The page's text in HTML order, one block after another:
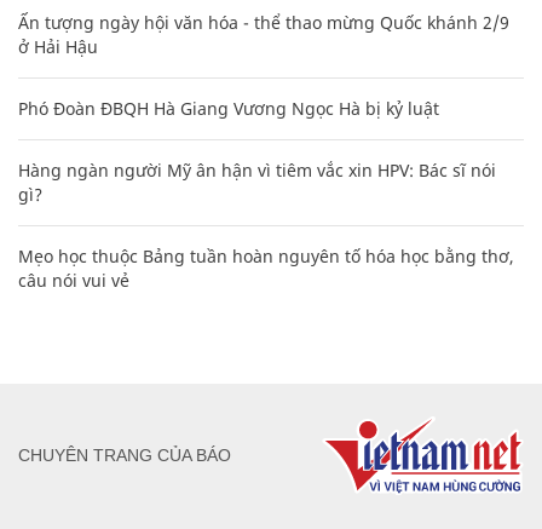
Ấn tượng ngày hội văn hóa - thể thao mừng Quốc khánh 2/9
ở Hải Hậu
Phó Đoàn ĐBQH Hà Giang Vương Ngọc Hà bị kỷ luật
Hàng ngàn người Mỹ ân hận vì tiêm vắc xin HPV: Bác sĩ nói
gì?
Mẹo học thuộc Bảng tuần hoàn nguyên tố hóa học bằng thơ,
câu nói vui vẻ
CHUYÊN TRANG CỦA BÁO